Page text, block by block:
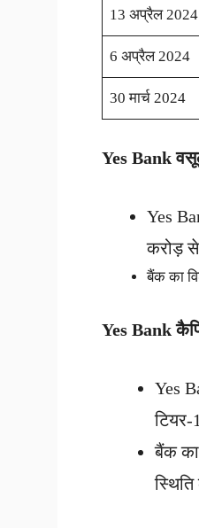
13 अप्रैल 2024
6 अप्रैल 2024
30 मार्च 2024
Yes Bank
Yes
करोड़
बैंक का
Yes Bank
Yes
टियर-
बैंक का